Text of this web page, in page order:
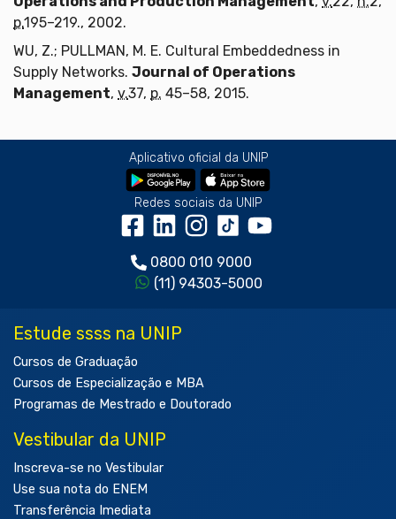
p.195–219., 2002.
WU, Z.; PULLMAN, M. E. Cultural Embeddedness in
Supply Networks. Journal of Operations
Management, v.37, p. 45–58, 2015.
Aplicativo oficial da UNIP
Redes sociais da UNIP
0800 010 9000
(11) 94303-5000
Estude ssss na UNIP
Cursos de Graduação
Cursos de Especialização e MBA
Programas de Mestrado e Doutorado
Vestibular da UNIP
Inscreva-se no Vestibular
Use sua nota do ENEM
Transferência Imediata